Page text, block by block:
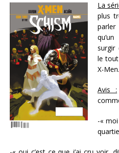
La
plus
surgir
le
X-
Avis :
-«